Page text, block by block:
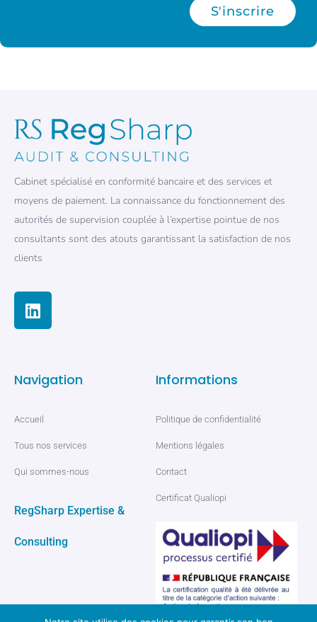
S'inscrire
Cabinet spécialisé en conformité bancaire et des services et
moyens de paiement. La connaissance du fonctionnement des
autorités de supervision couplée à l’expertise pointue de nos
consultants sont des atouts garantissant la satisfaction de nos
clients
Navigation
Accueil
Tous nos services
Qui sommes-nous
RegSharp Expertise &
Consulting
Informations
Politique de confidentialité
Mentions légales
Contact
Certificat Qualiopi